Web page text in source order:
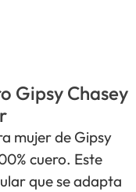
Gipsy Chasey
mujer de Gipsy
cuero. Este
que se adapta